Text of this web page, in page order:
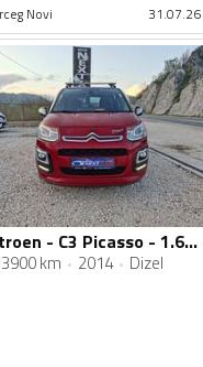
Novi 31.07.26
Citroen - C3 Picasso - 1.6HDI
km 2014 Dizel